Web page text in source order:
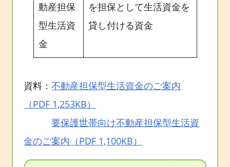
動産担保
型生活資
金
を担保として生活資金を
貸し付ける資金
資料：不動産担保型生活資金のご案内
（PDF 1,253KB）
要保護世帯向け不動産担保型生活資
金のご案内（PDF 1,100KB）